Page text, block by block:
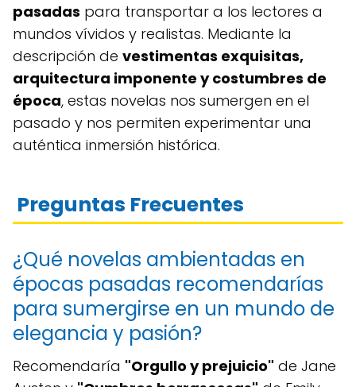
pasadas para transportar a los lectores a
mundos vívidos y realistas. Mediante la
descripción de vestimentas exquisitas,
arquitectura imponente y costumbres de
época, estas novelas nos sumergen en el
pasado y nos permiten experimentar una
auténtica inmersión histórica.
Preguntas Frecuentes
¿Qué novelas ambientadas en
épocas pasadas recomendarías
para sumergirse en un mundo de
elegancia y pasión?
Recomendaría "Orgullo y prejuicio" de Jane